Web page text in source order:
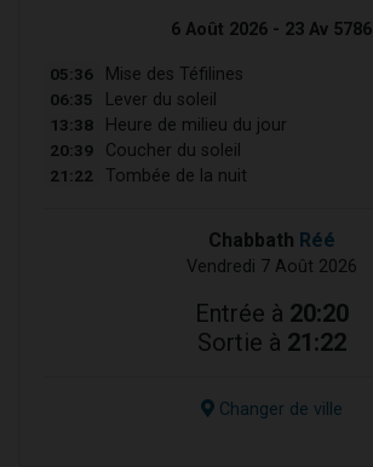
6 Août 2026 - 23 Av 5786
05:36 Mise des Téfilines
06:35 Lever du soleil
13:38 Heure de milieu du jour
20:39 Coucher du soleil
21:22 Tombée de la nuit
Chabbath Réé
Vendredi 7 Août 2026
Entrée à 20:20
Sortie à 21:22
Changer de ville